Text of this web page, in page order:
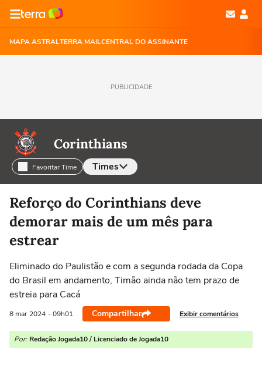
MAPA ASTRALTERRA MAILCENTRAL DO ASSINANTE
PUBLICIDADE
Corinthians
Favoritar Time Times
Selecione o time para ver as notícias
Reforço do Corinthians deve
demorar mais de um mês para
estrear
Eliminado do Paulistão e com a segunda rodada da Copa
do Brasil em andamento, Timão ainda não tem prazo de
estreia para Cacá
8 mar 2024 - 09h01 Compartilhar Exibir comentários
Por: Redação Jogada10 / Licenciado de Jogada10